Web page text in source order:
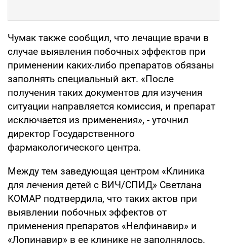
Чумак также сообщил, что лечащие врачи в
случае выявления побочных эффектов при
применении каких-либо препаратов обязаны
заполнять специальный акт. «После
получения таких документов для изучения
ситуации направляется комиссия, и препарат
исключается из применения», - уточнил
директор Государственного
фармакологического центра.
Между тем заведующая центром «Клиника
для лечения детей с ВИЧ/СПИД» Светлана
КОМАР подтвердила, что таких актов при
выявлении побочных эффектов от
применения препаратов «Нелфинавир» и
«Лопинавир» в ее клинике не заполнялось.